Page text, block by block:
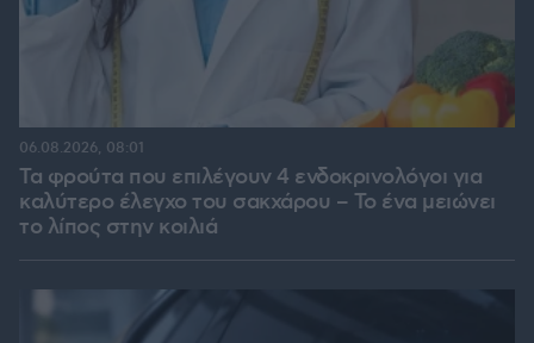
Τα φρούτα που επιλέγουν 4 ενδοκρινολόγοι για
καλύτερο έλεγχο του σακχάρου – Το ένα μειώνει
το λίπος στην κοιλιά
06.08.2026, 08:01